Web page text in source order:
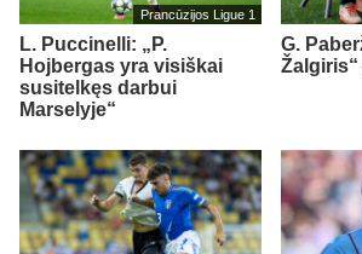
Prancūzijos Ligue 1
L. Puccinelli: „P.
Hojbergas yra visiškai
susitelkęs darbui
Marselyje“
G.